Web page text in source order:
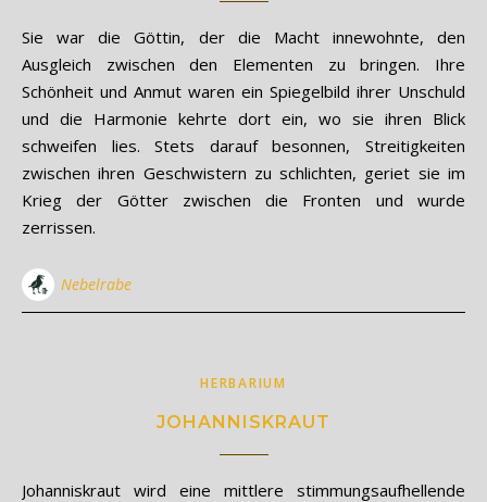
Sie war die Göttin, der die Macht innewohnte, den
Ausgleich zwischen den Elementen zu bringen. Ihre
Schönheit und Anmut waren ein Spiegelbild ihrer Unschuld
und die Harmonie kehrte dort ein, wo sie ihren Blick
schweifen lies. Stets darauf besonnen, Streitigkeiten
zwischen ihren Geschwistern zu schlichten, geriet sie im
Krieg der Götter zwischen die Fronten und wurde
zerrissen.
Nebelrabe
HERBARIUM
JOHANNISKRAUT
Johanniskraut wird eine mittlere stimmungsaufhellende